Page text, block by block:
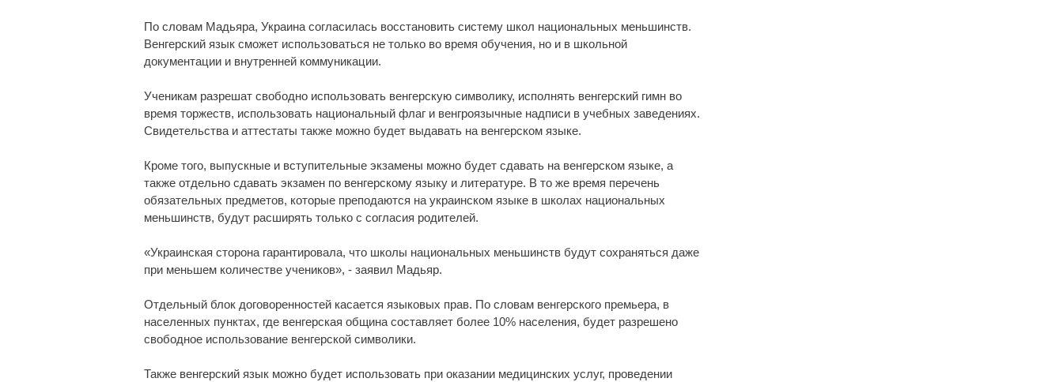
По словам Мадьяра, Украина согласилась восстановить систему школ национальных меньшинств.
Венгерский язык сможет использоваться не только во время обучения, но и в школьной
документации и внутренней коммуникации.
Ученикам разрешат свободно использовать венгерскую символику, исполнять венгерский гимн во
время торжеств, использовать национальный флаг и венгроязычные надписи в учебных заведениях.
Свидетельства и аттестаты также можно будет выдавать на венгерском языке.
Кроме того, выпускные и вступительные экзамены можно будет сдавать на венгерском языке, а
также отдельно сдавать экзамен по венгерскому языку и литературе. В то же время перечень
обязательных предметов, которые преподаются на украинском языке в школах национальных
меньшинств, будут расширять только с согласия родителей.
«Украинская сторона гарантировала, что школы национальных меньшинств будут сохраняться даже
при меньшем количестве учеников», - заявил Мадьяр.
Отдельный блок договоренностей касается языковых прав. По словам венгерского премьера, в
населенных пунктах, где венгерская община составляет более 10% населения, будет разрешено
свободное использование венгерской символики.
Также венгерский язык можно будет использовать при оказании медицинских услуг, проведении